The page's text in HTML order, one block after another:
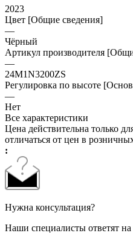
2023
Цвет [Общие сведения]
—
Чёрный
Артикул производителя
—
24M1N3200ZS
Регулировка по высоте
—
Нет
Все характеристики
Цена действительна только
отличаться от цен в
:
Нужна консультация?
Наши специалисты ответят